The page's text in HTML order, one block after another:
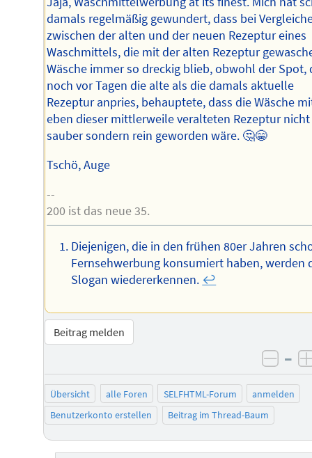
damals regelmäßig gewundert, dass bei
zwischen der alten und der neuen Rezeptur eines
Waschmittels, die mit der alten Rezeptur
Wäsche immer so dreckig blieb, obwohl der Spot,
noch vor Tagen die alte als die damals aktuelle
Rezeptur anpries, behauptete, dass die Wäsche
eben dieser mittlerweile veralteten Rezeptur
sauber sondern rein geworden wäre. 🤔😁
Tschö, Auge
--
200 ist das neue 35.
Diejenigen, die in den frühen 80er Jahren
Fernsehwerbung konsumiert haben, werden
Slogan wiedererkennen. ↩︎
Beitrag melden
–
Übersicht alle Foren SELFHTML-Forum
anmelden
Benutzerkonto erstellen
Beitrag im Thread-Baum